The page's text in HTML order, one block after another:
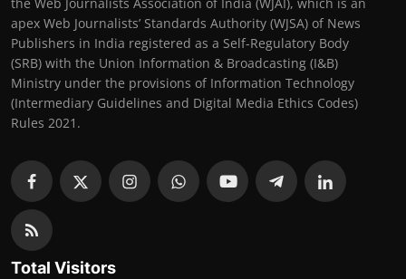
the Web Journalists Association of India (WJAI), which is an
apex Web Journalists’ Standards Authority (WJSA) of News
Publishers in India registered as a Self-Regulatory Body
(SRB) with the Union Information & Broadcasting (I&B)
Ministry under the provisions of Information Technology
(Intermediary Guidelines and Digital Media Ethics Codes)
Rules 2021.
Total Visitors